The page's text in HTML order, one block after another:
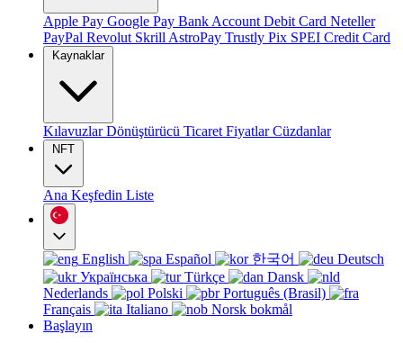
Apple Pay Google Pay Bank Account Debit Card Neteller
PayPal Revolut Skrill AstroPay Trustly Pix SPEI Credit Card
Kaynaklar
KılavuzlarDönüştürücü Ticaret FiyatlarCüzdanlar
NFT
Ana Keşfedin Liste
English Español 한국어
Deutsch
Українська
Türkçe
Dansk
Nederlands
Polski
Português (Brasil)
Français
Italiano
Norsk bokmål
Başlayın